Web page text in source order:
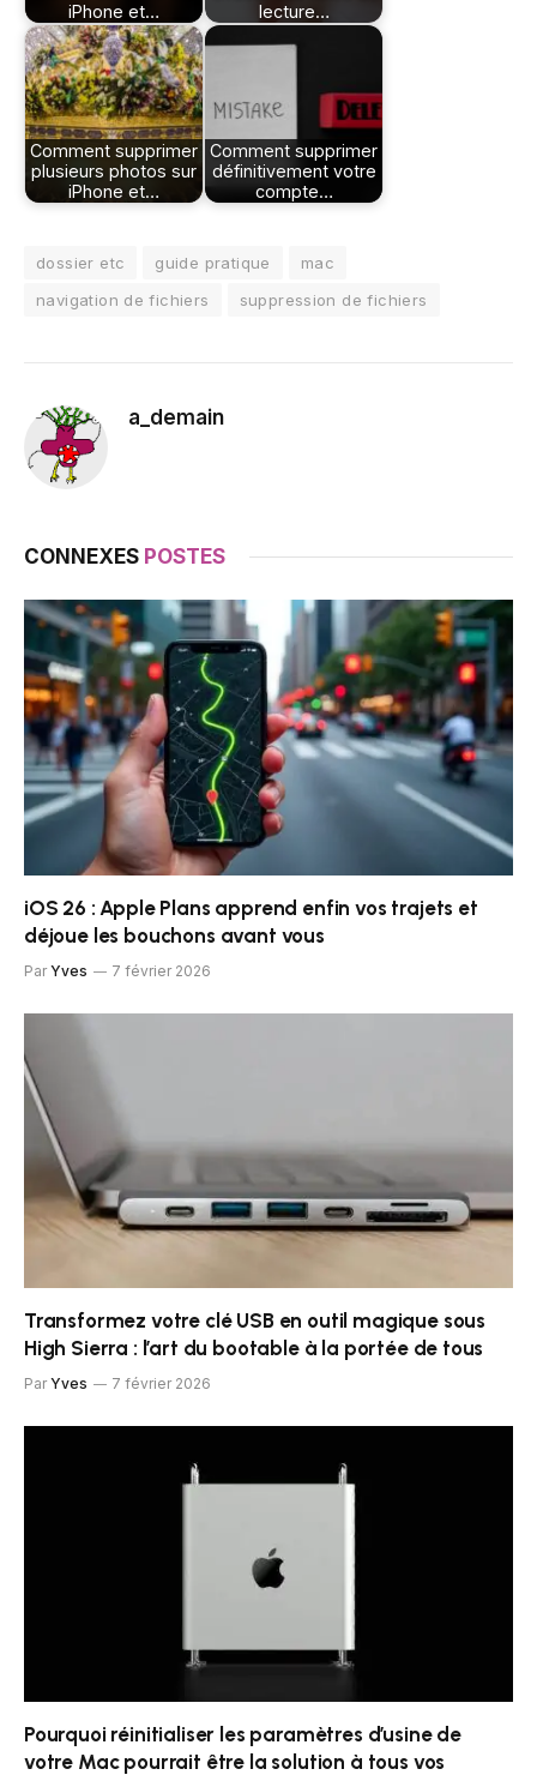
iPhone et…
lecture…
Comment supprimer
plusieurs photos sur
iPhone et…
Comment supprimer
définitivement votre
compte…
dossier etc guide pratique
mac
navigation de fichiers
suppression de fichiers
a_demain
CONNEXES POSTES
iOS 26 : Apple Plans apprend enfin vos trajets et
déjoue les bouchons avant vous
Par Yves 7 février 2026
Transformez votre clé USB en outil magique sous
High Sierra : l’art du bootable à la portée de tous
Par Yves 7 février 2026
Pourquoi réinitialiser les paramètres d’usine de
votre Mac pourrait être la solution à tous vos